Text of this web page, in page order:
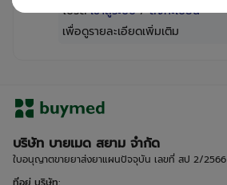
โปรด เข้าสู่ระบบ / ลงทะเบียน
เพื่อดูรายละเอียดเพิ่มเติม
บริษัท บายเมด สยาม จำกัด
ใบอนุญาตขายยาส่งยาแผนปัจจุบัน เลขที่ สป 2/2566